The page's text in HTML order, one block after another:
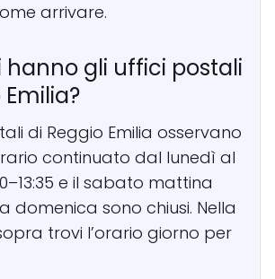
arrivare.
hanno gli uffici postali
di Reggio Emilia osservano
continuato dal lunedì al
e il sabato mattina
la domenica sono chiusi. Nella
trovi l’orario giorno per